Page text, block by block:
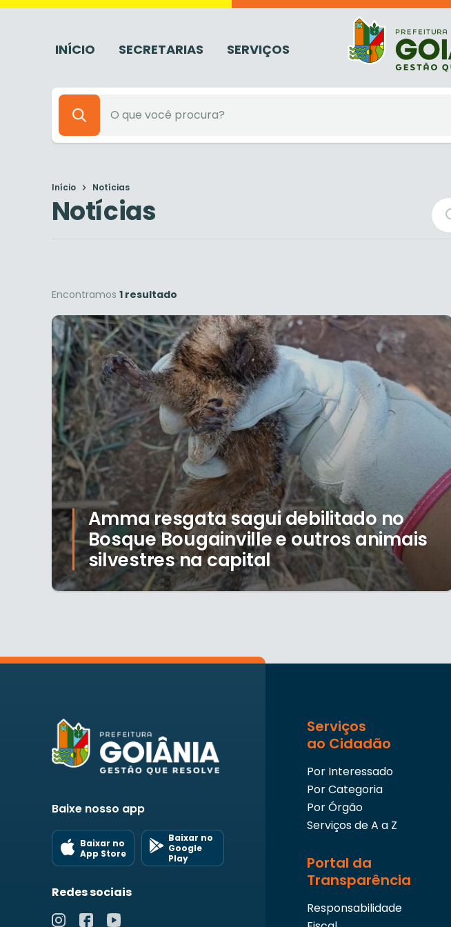
INÍCIO SECRETARIAS SERVIÇOS
Início Notícias
Notícias
Encontramos 1 resultado
Amma resgata sagui debilitado no
Bosque Bougainville e outros animais
silvestres na capital
Baixe nosso app
Baixar no
App Store
Baixar no
Google
Play
Redes sociais
Serviços
ao Cidadão
Por Interessado
Por Categoria
Por Órgão
Serviços de A a Z
Portal da
Transparência
Responsabilidade